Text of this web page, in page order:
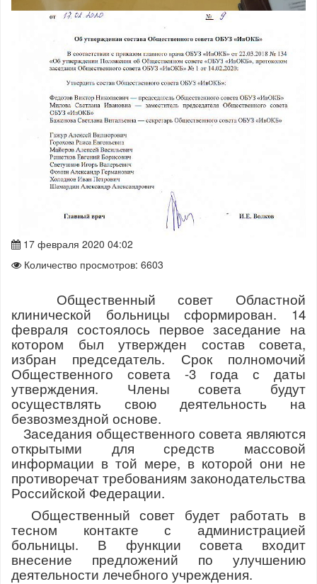
17 февраля 2020 04:02
Количество просмотров: 6603
Общественный совет Областной
клинической больницы сформирован. 14
февраля состоялось первое заседание на
котором был утвержден состав совета,
избран председатель. Срок полномочий
Общественного совета -3 года с даты
утверждения. Члены совета будут
осуществлять свою деятельность на
безвозмездной основе.
Заседания общественного совета являются
открытыми для средств массовой
информации в той мере, в которой они не
противоречат требованиям законодательства
Российской Федерации.
Общественный совет будет работать в
тесном контакте с администрацией
больницы. В функции совета входит
внесение предложений по улучшению
деятельности лечебного учреждения.